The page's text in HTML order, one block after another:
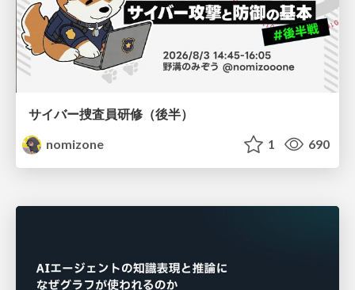
サイバー捜査員研修（後半）
nomizone
1 690